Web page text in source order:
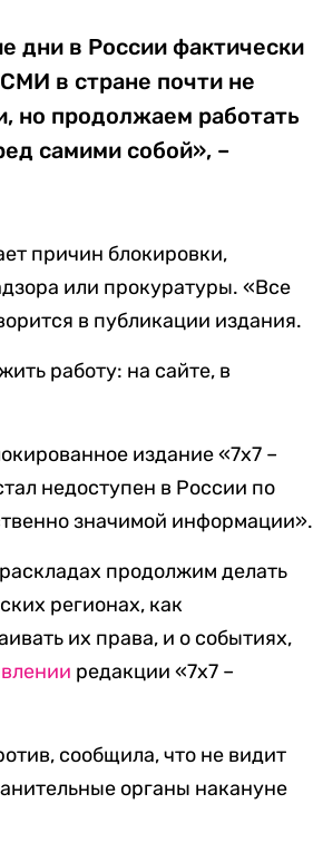
дни в России фактически
в стране почти не
но продолжаем работать
самими собой», –
причин блокировки,
или прокуратуры. «Все
в публикации издания.
работу: на сайте, в
издание «7х7 –
недоступен в России по
значимой информации».
продолжим делать
регионах, как
их права, и о событиях,
редакции «7х7 –
сообщила, что не видит
органы накануне